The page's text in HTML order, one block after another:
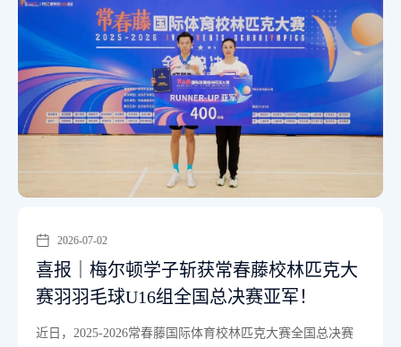
2026-07-02
喜报｜梅尔顿学子斩获常春藤校林匹克大
赛羽羽毛球U16组全国总决赛亚军！
​近日，2025-2026常春藤国际体育校林匹克大赛全国总决赛